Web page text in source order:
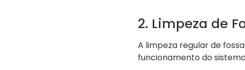
2. Limpeza de
A limpeza regular de
funcionamento do